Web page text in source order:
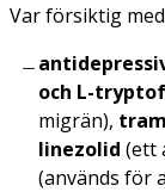
Var försiktig
och L-
migrän),
linezolid (ett
(används för